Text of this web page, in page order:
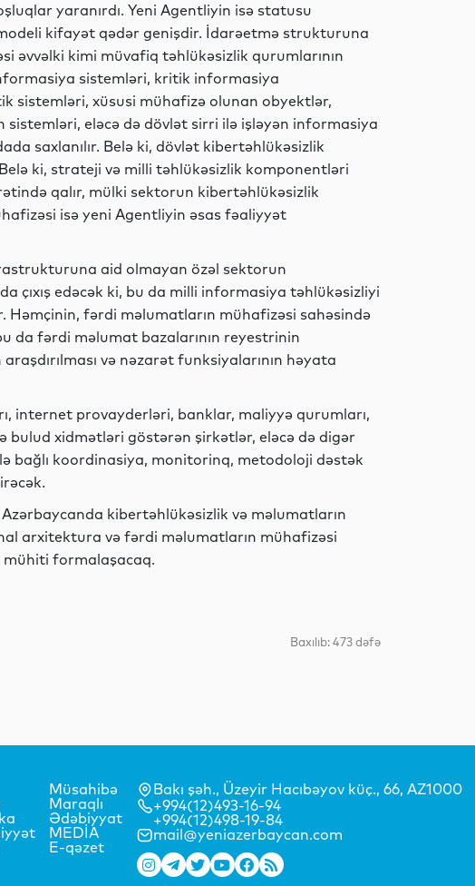
yaranırdı. Yeni Agentliyin isə statusu
kifayət qədər genişdir. İdarəetmə strukturuna
əvvəlki kimi müvafiq təhlükəsizlik qurumlarının
sistemləri, kritik informasiya
sistemləri, xüsusi mühafizə olunan obyektlər,
eləcə də dövlət sirri ilə işləyən informasiya
saxlanılır. Belə ki, dövlət kibertəhlükəsizlik
ki, strateji və milli təhlükəsizlik komponentləri
qalır, mülki sektorun kibertəhlükəsizlik
isə yeni Agentliyin əsas fəaliyyət
aid olmayan özəl sektorun
çıxış edəcək ki, bu da milli informasiya təhlükəsizliyi
Həmçinin, fərdi məlumatların mühafizəsi sahəsində
da fərdi məlumat bazalarının reyestrinin
və nəzarət funksiyalarının həyata
internet provayderləri, banklar, maliyyə qurumları,
xidmətləri göstərən şirkətlər, eləcə də digər
koordinasiya, monitorinq, metodoloji dəstək
kibertəhlükəsizlik və məlumatların
arxitektura və fərdi məlumatların mühafizəsi
mühiti formalaşacaq.
Baxılıb: 473 dəfə
Müsahibə
Maraqlı
Ədəbiyyat
MEDİA
E-qəzet
Bakı şəh., Üzeyir Hacıbəyov küç., 66, AZ1000
+994(12)493-16-94
+994(12)498-19-84
mail@yeniazerbaycan.com